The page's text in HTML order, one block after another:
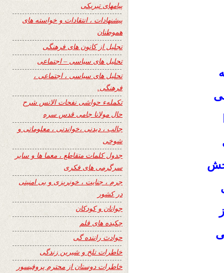
پیامهای تبریکی
پیشنهادات ، انتقادات و خواسته های
هموطنان
تجلیل از کانون های فرهنگی
تحلیل های سیاسی – اجتماعی
تحلیل های سیاسی ، اجتماعی ،
فرهنگی.
تکملهء حواشی نفحات الانس شرح
حال مولانا جامی قدس سره
جالب ، دیدنی ،خواندنی ، معلوماتی و
شوخی
جدول کلمات متقاطع ، معما ها و سایر
سرگرمی های فکری
جرم ، جنایت ، خونریزی و بی امنیتی
در کشور
جوانان و کودکان
چکیده های قلم
حوادث راننده گی
خاطرات تلخ و شیرین زندگی
خاطرات دوستان از محترم پروفیسور